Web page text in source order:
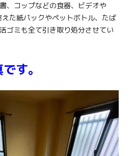
、コップなどの食器、ビデオや
た紙パックやペットボトル、たば
ゴミも全て引き取り処分させてい
す。